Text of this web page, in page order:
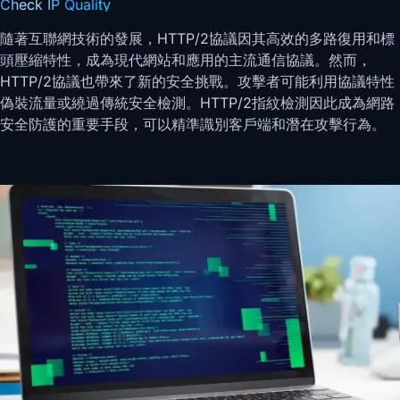
Check IP Quality
隨著互聯網技術的發展，HTTP/2協議因其高效的多路復用和標
頭壓縮特性，成為現代網站和應用的主流通信協議。然而，
HTTP/2協議也帶來了新的安全挑戰。攻擊者可能利用協議特性
偽裝流量或繞過傳統安全檢測。HTTP/2指紋檢測因此成為網路
安全防護的重要手段，可以精準識別客戶端和潛在攻擊行為。